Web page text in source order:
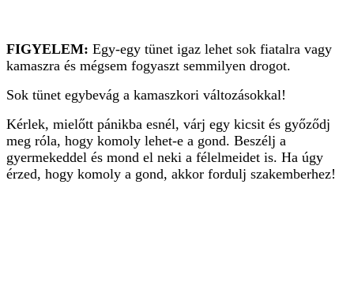
FIGYELEM: Egy-egy tünet igaz lehet sok fiatalra vagy
kamaszra és mégsem fogyaszt semmilyen drogot.
Sok tünet egybevág a kamaszkori változásokkal!
Kérlek, mielőtt pánikba esnél, várj egy kicsit és győződj
meg róla, hogy komoly lehet-e a gond. Beszélj a
gyermekeddel és mond el neki a félelmeidet is. Ha úgy
érzed, hogy komoly a gond, akkor fordulj szakemberhez!